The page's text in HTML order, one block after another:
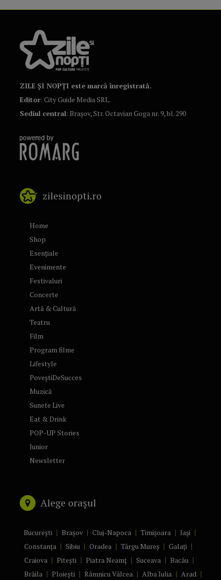
ZILE ȘI NOPȚI este marcă înregistrată.
Editor: City Guide Media SRL.
Sediul central: Brașov, Str. Octavian Goga nr. 9, bl. 290
zilesinopti.ro
Home
Shop
Esențiale
Evenimente
Festivaluri
Concerte
Artă & Cultură
Teatru
Film
Program filme
Lifestyle
PoveștiDeSucces
Muzică
Sunete Live
Eat & Drink
POP-UP Stories
Junior
Newsletter
Alege orașul
București Brașov Cluj-Napoca Timișoara
Iași
Constanța
Sibiu Oradea Târgu Mureș
Galați
Craiova
Pitești Piatra Neamț Suceava
Bacău
Brăila
Ploiești Râmnicu Vâlcea Alba Iulia
Arad